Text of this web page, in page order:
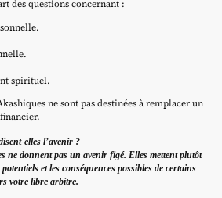
des questions concernant :
spirituel.
ne sont pas destinées à remplacer un
elles l’avenir ?
ne donnent pas un avenir figé. Elles mettent plutôt
et les conséquences possibles de certains
votre libre arbitre.